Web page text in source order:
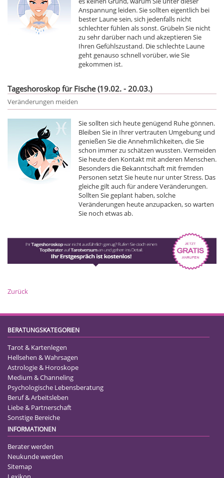
Anspannung leiden. Sie sollten eigentlich bei
bester Laune sein, sich jedenfalls nicht
schlechter fühlen als sonst. Grübeln Sie nicht
zu sehr darüber nach und akzeptieren Sie
Ihren Gefühlszustand. Die schlechte Laune
geht genauso schnell vorüber, wie Sie
gekommen ist.
Tageshoroskop für Fische (19.02. - 20.03.)
Veränderungen meiden
Sie sollten sich heute genügend Ruhe gönnen.
Bleiben Sie in Ihrer vertrauten Umgebung und
genießen Sie die Annehmlichkeiten, die Sie
schon immer zu schätzen wussten. Vermeiden
Sie heute den Kontakt mit anderen Menschen.
Besonders die Bekanntschaft mit fremden
Personen setzt Sie heute nur unter Stress. Das
gleiche gilt auch für andere Veränderungen.
Sollten Sie geplant haben, solche
Veränderungen heute anzupacken, so warten
Sie noch etwas ab.
Zurück
BERATUNGSKATEGORIEN
Tarot & Kartenlegen
Hellsehen & Wahrsagen
Astrologie & Horoskope
Medium & Channeling
Psychologische Lebensberatung
Beruf & Arbeitsleben
Liebe & Partnerschaft
Sonstige Bereiche
INFORMATIONEN
Berater werden
Neukunde werden
Sitemap